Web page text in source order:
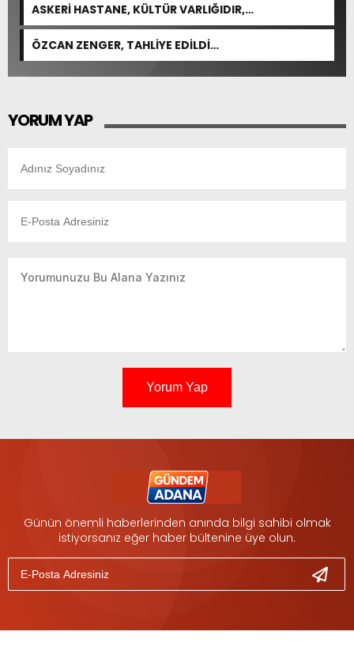
ASKERİ HASTANE, KÜLTÜR VARLIĞIDIR,
ÖZELLEŞTİRİLEMEZ!
ÖZCAN ZENGER, TAHLİYE EDİLDİ…
YORUM YAP
Yorum Yap
Günün önemli haberlerinden anında bilgi sahibi olmak
istiyorsanız eğer haber bültenine üye olun.